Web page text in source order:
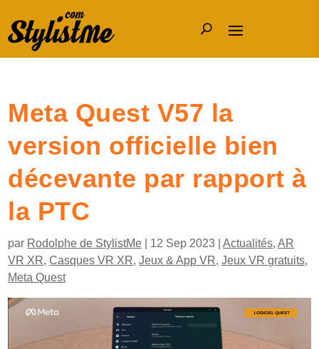
Meta Quest V57 la
version officielle bien
décevante par rapport à
la PTC
par Rodolphe de StylistMe 12 Sep 2023 |Actualités,AR
VR XR,Casques VR XR,Jeux & App VR,Jeux VR gratuits,
Meta Quest